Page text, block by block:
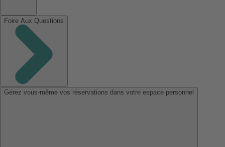
Foire Aux Questions
Gérez vous-même vos réservations dans votre espace personnel